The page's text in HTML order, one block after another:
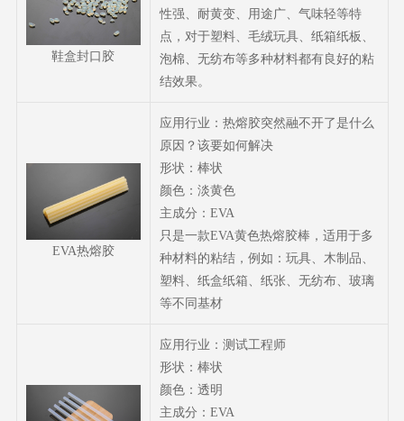
鞋盒封口胶
性强、耐黄变、用途广、气味轻等特
点，对于塑料、毛绒玩具、纸箱纸板、
泡棉、无纺布等多种材料都有良好的粘
结效果。
EVA热熔胶
应用行业：热熔胶突然融不开了是什么
原因？该要如何解决
形状：棒状
颜色：淡黄色
主成分：EVA
只是一款EVA黄色热熔胶棒，适用于多
种材料的粘结，例如：玩具、木制品、
塑料、纸盒纸箱、纸张、无纺布、玻璃
等不同基材
应用行业：测试工程师
形状：棒状
颜色：透明
主成分：EVA